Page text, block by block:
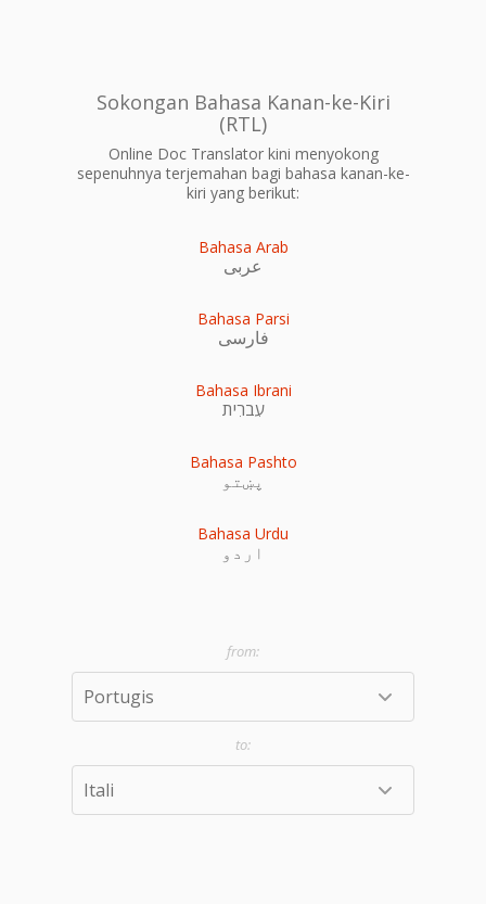
Sokongan Bahasa Kanan-ke-Kiri
(RTL)
Online Doc Translator kini menyokong
sepenuhnya terjemahan bagi bahasa kanan-ke-
kiri yang berikut:
Bahasa Arab
عربى
Bahasa Parsi
فارسی
Bahasa Ibrani
עִברִית
Bahasa Pashto
پښتو
Bahasa Urdu
اردو